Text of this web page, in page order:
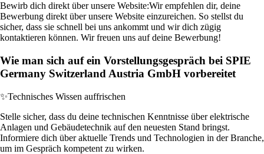
Bewirb dich direkt über unsere Website:Wir empfehlen dir, deine
Bewerbung direkt über unsere Website einzureichen. So stellst du
sicher, dass sie schnell bei uns ankommt und wir dich zügig
kontaktieren können. Wir freuen uns auf deine Bewerbung!
Wie man sich auf ein Vorstellungsgespräch bei SPIE
Germany Switzerland Austria GmbH vorbereitet
✨Technisches Wissen auffrischen
Stelle sicher, dass du deine technischen Kenntnisse über elektrische
Anlagen und Gebäudetechnik auf den neuesten Stand bringst.
Informiere dich über aktuelle Trends und Technologien in der Branche,
um im Gespräch kompetent zu wirken.